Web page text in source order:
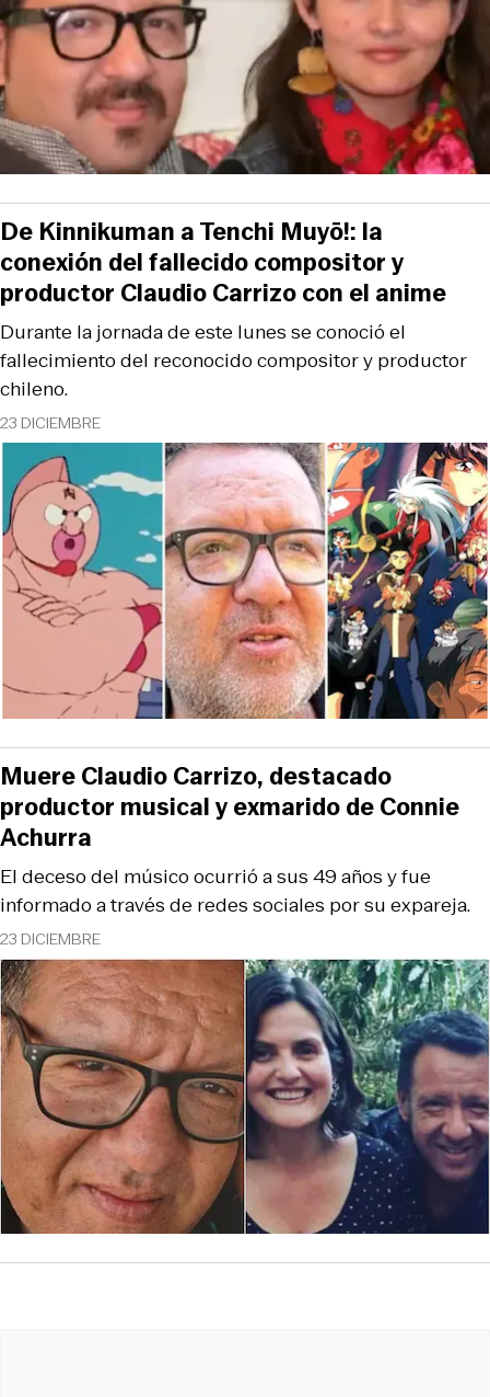
23 DICIEMBRE
Durante la jornada de este lunes se conoció el
fallecimiento del reconocido compositor y productor
chileno.
De Kinnikuman a Tenchi Muyō!: la
conexión del fallecido compositor y
productor Claudio Carrizo con el anime
23 DICIEMBRE
El deceso del músico ocurrió a sus 49 años y fue
informado a través de redes sociales por su expareja.
Muere Claudio Carrizo, destacado
productor musical y exmarido de Connie
Achurra